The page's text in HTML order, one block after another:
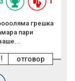
грешка
пари
отговор
!